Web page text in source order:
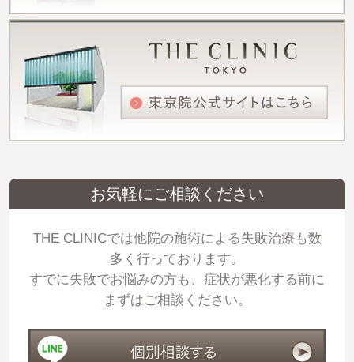
お気軽にご相談ください
THE CLINICでは他院の施術による失敗治療も数
多く行っております。
すでに失敗でお悩みの方も、症状が悪化する前に
まずはご相談ください。